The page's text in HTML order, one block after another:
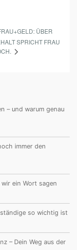
ÜBER
SPRICHT FRAU
– und warum genau
immer den
ein Wort sagen
so wichtig ist
– Dein Weg aus der